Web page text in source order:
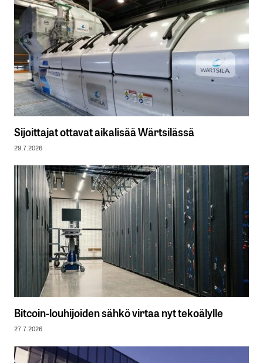
Sijoittajat ottavat aikalisää Wärtsilässä
29.7.2026
Bitcoin-louhijoiden sähkö virtaa nyt tekoälylle
27.7.2026